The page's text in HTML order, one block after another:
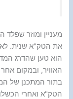
מעניין ומוזר
את הטק"א שנית.
הוא טען שהדרג
האוויר, ובמקום
בתור המתכנן של
הטק"א ואחרי